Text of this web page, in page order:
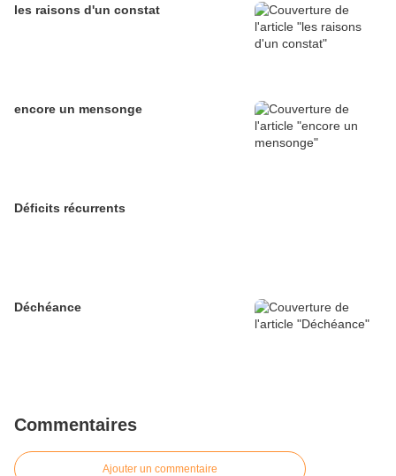
les raisons d'un constat
encore un mensonge
Déficits récurrents
Déchéance
Commentaires
Ajouter un commentaire